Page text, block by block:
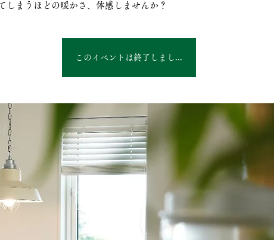
しまうほどの暖かさ、体感しませんか？
このイベントは終了しました